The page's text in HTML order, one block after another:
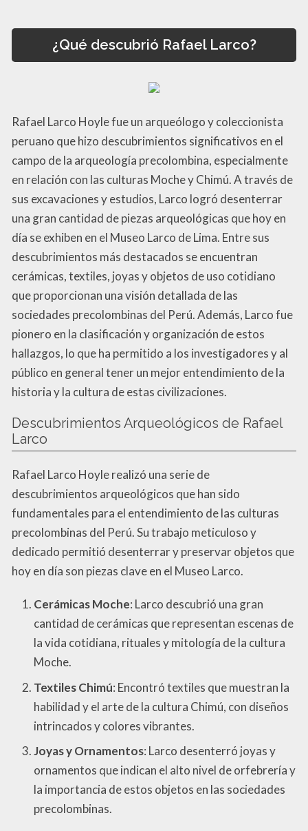
¿Qué descubrió Rafael Larco?
Rafael Larco Hoyle fue un arqueólogo y coleccionista
peruano que hizo descubrimientos significativos en el
campo de la arqueología precolombina, especialmente
en relación con las culturas Moche y Chimú. A través de
sus excavaciones y estudios, Larco logró desenterrar
una gran cantidad de piezas arqueológicas que hoy en
día se exhiben en el Museo Larco de Lima. Entre sus
descubrimientos más destacados se encuentran
cerámicas, textiles, joyas y objetos de uso cotidiano
que proporcionan una visión detallada de las
sociedades precolombinas del Perú. Además, Larco fue
pionero en la clasificación y organización de estos
hallazgos, lo que ha permitido a los investigadores y al
público en general tener un mejor entendimiento de la
historia y la cultura de estas civilizaciones.
Descubrimientos Arqueológicos de Rafael
Larco
Rafael Larco Hoyle realizó una serie de
descubrimientos arqueológicos que han sido
fundamentales para el entendimiento de las culturas
precolombinas del Perú. Su trabajo meticuloso y
dedicado permitió desenterrar y preservar objetos que
hoy en día son piezas clave en el Museo Larco.
Cerámicas Moche: Larco descubrió una gran
cantidad de cerámicas que representan escenas de
la vida cotidiana, rituales y mitología de la cultura
Moche.
Textiles Chimú: Encontró textiles que muestran la
habilidad y el arte de la cultura Chimú, con diseños
intrincados y colores vibrantes.
Joyas y Ornamentos: Larco desenterró joyas y
ornamentos que indican el alto nivel de orfebrería y
la importancia de estos objetos en las sociedades
precolombinas.